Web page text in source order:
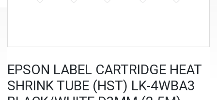
EPSON LABEL CARTRIDGE HEAT
SHRINK TUBE (HST) LK-4WBA3